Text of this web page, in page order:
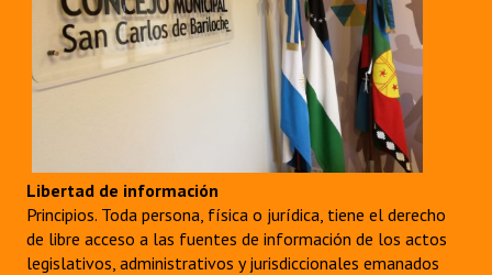
Libertad de información
Principios. Toda persona, física o jurídica, tiene el derecho
de libre acceso a las fuentes de información de los actos
legislativos, administrativos y jurisdiccionales emanados